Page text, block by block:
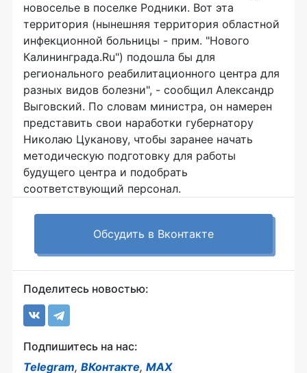
новоселье в поселке Родники. Вот эта
территория (нынешняя территория областной
инфекционной больницы - прим. "Нового
Калининграда.Ru") подошла бы для
регионального реабилитационного центра для
разных видов болезни", - сообщил Александр
Выговский. По словам министра, он намерен
представить свои наработки губернатору
Николаю Цуканову, чтобы заранее начать
методическую подготовку для работы
будущего центра и подобрать
соответствующий персонал.
Обсудить в Вконтакте
Поделитесь новостью:
Подпишитесь на нас:
Telegram, ВКонтакте, MAX